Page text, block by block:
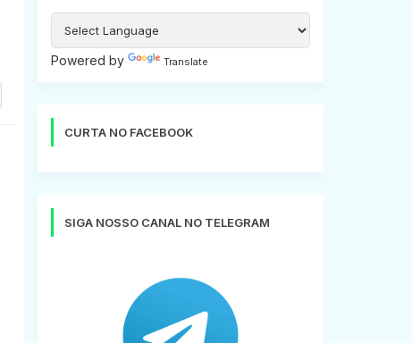
Powered by Translate
CURTA NO FACEBOOK
SIGA NOSSO CANAL NO TELEGRAM